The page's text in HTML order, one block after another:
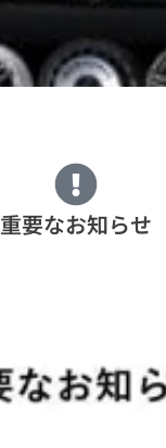
重要なお知らせ